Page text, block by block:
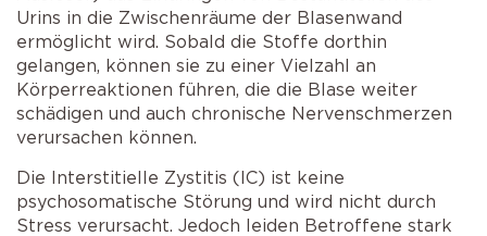
Urins in die Zwischenräume der Blasenwand
ermöglicht wird. Sobald die Stoffe dorthin
gelangen, können sie zu einer Vielzahl an
Körperreaktionen führen, die die Blase weiter
schädigen und auch chronische Nervenschmerzen
verursachen können.
Die Interstitielle Zystitis (IC) ist keine
psychosomatische Störung und wird nicht durch
Stress verursacht. Jedoch leiden Betroffene stark